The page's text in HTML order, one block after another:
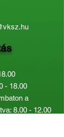
- 18.00
a
8.00 - 12.00